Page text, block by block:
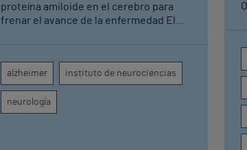
proteína amiloide en el cerebro para
frenar el avance de la enfermedad El
para el exhaustivo seguimiento clínico
de cada paciente
alzheimer instituto de neurociencias
neurología